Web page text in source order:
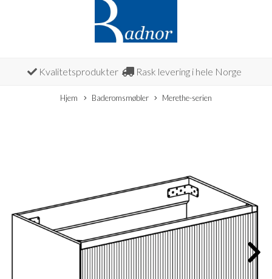
Kvalitetsprodukter Rask levering i hele Norge
Hjem Baderomsmøbler Merethe-serien